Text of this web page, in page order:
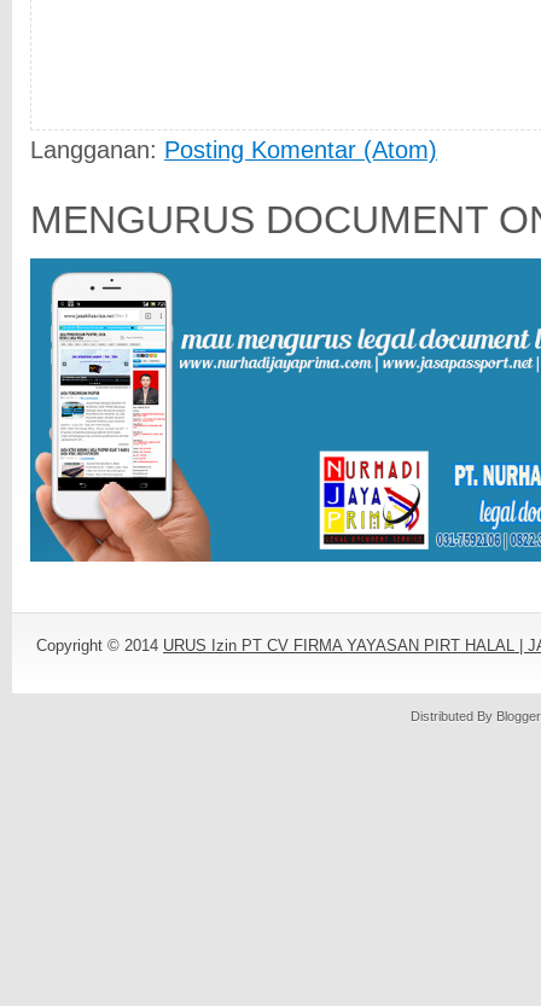
Langganan: Posting Komentar (Atom)
MENGURUS DOCUMENT
Copyright © 2014 URUS Izin PT CV FIRMA YAYASAN PIRT HALAL |
Distributed By